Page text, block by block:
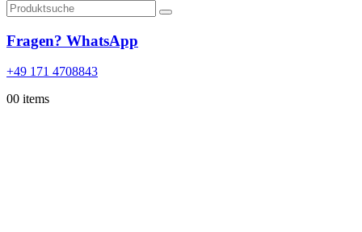
Fragen? WhatsApp
+49 171 4708843
00 items